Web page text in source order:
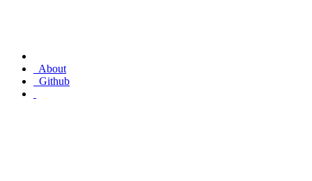
About
Github